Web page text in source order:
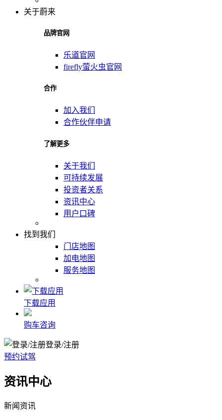
关于蔚来
品牌官网
乐道官网
firefly萤火虫官网
合作
加入我们
合作伙伴申请
了解更多
关于我们
可持续发展
投资者关系
资讯中心
用户口碑
找到我们
门店地图
加电地图
服务地图
下载应用
购车咨询
登录/注册
预约试驾
资讯中心
新闻资讯